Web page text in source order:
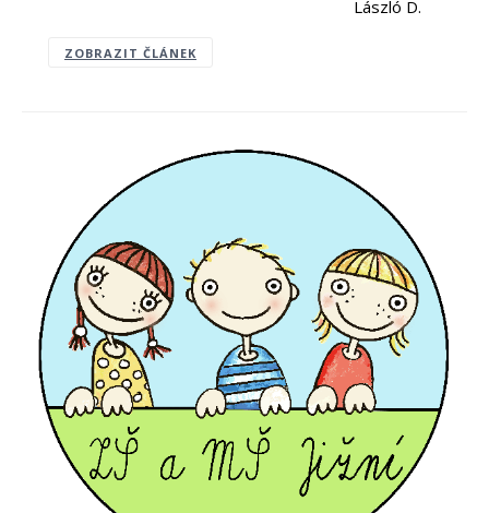
​László D.
ZOBRAZIT ČLÁNEK